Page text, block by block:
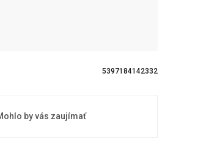
5397184142332
by vás zaujímať